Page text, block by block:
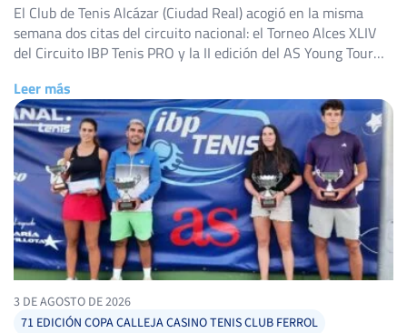
El Club de Tenis Alcázar (Ciudad Real) acogió en la misma
semana dos citas del circuito nacional: el Torneo Alces XLIV
del Circuito IBP Tenis PRO y la II edición del AS Young Tour
cuadros. Torneo Alces XLIV: título para Alejandro López
Escribano El Torneo Alces […]
Leer más
3 DE AGOSTO DE 2026
71 EDICIÓN COPA CALLEJA CASINO TENIS CLUB FERROL